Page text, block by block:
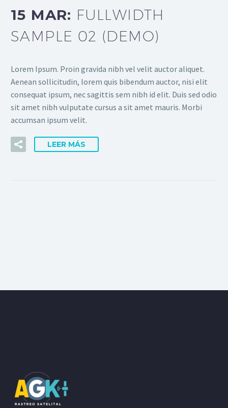
15 MAR: FULLWIDTH
SAMPLE 02 (DEMO)
Lorem Ipsum. Proin gravida nibh vel velit auctor aliquet.
Aenean sollicitudin, lorem quis bibendum auctor, nisi elit
consequat ipsum, nec sagittis sem nibh id elit. Duis sed odio
sit amet nibh vulputate cursus a sit amet mauris. Morbi
accumsan ipsum velit.
LEER MÁS